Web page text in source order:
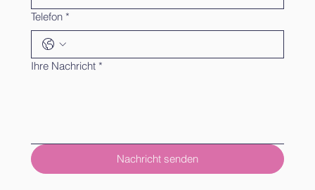
Telefon *
Ihre Nachricht *
Nachricht senden